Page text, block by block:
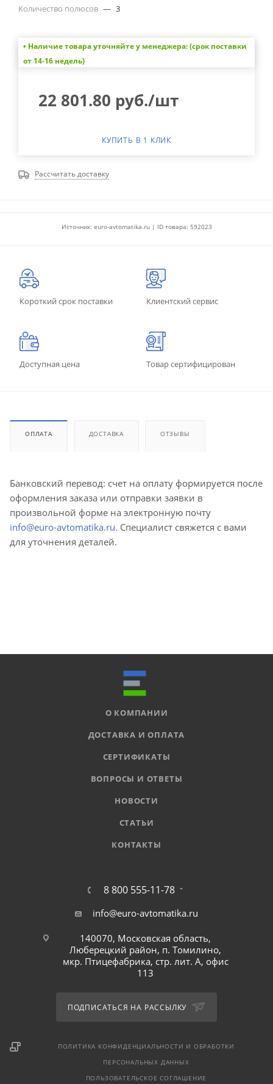
Количество полюсов — 3
• Наличие товара уточняйте у менеджера: (срок поставки
от 14-16 недель)
22 801.80 руб./шт
КУПИТЬ В 1 КЛИК
Рассчитать доставку
Источник: euro-avtomatika.ru | ID товара: 592023
Короткий срок поставки Клиентский сервис
Доступная цена Товар сертифицирован
ОПЛАТА ДОСТАВКА ОТЗЫВЫ
Банковский перевод: счет на оплату формируется после
оформления заказа или отправки заявки в
произвольной форме на электронную почту
info@euro-avtomatika.ru. Специалист свяжется с вами
для уточнения деталей.
О КОМПАНИИ
ДОСТАВКА И ОПЛАТА
СЕРТИФИКАТЫ
ВОПРОСЫ И ОТВЕТЫ
НОВОСТИ
СТАТЬИ
КОНТАКТЫ
8 800 555-11-78
info@euro-avtomatika.ru
140070, Московская область,
Люберецкий район, п. Томилино,
мкр. Птицефабрика, стр. лит. А, офис
113
ПОДПИСАТЬСЯ НА РАССЫЛКУ
ПОЛИТИКА КОНФИДЕНЦИАЛЬНОСТИ И ОБРАБОТКИ
ПЕРСОНАЛЬНЫХ ДАННЫХ
ПОЛЬЗОВАТЕЛЬСКОЕ СОГЛАШЕНИЕ